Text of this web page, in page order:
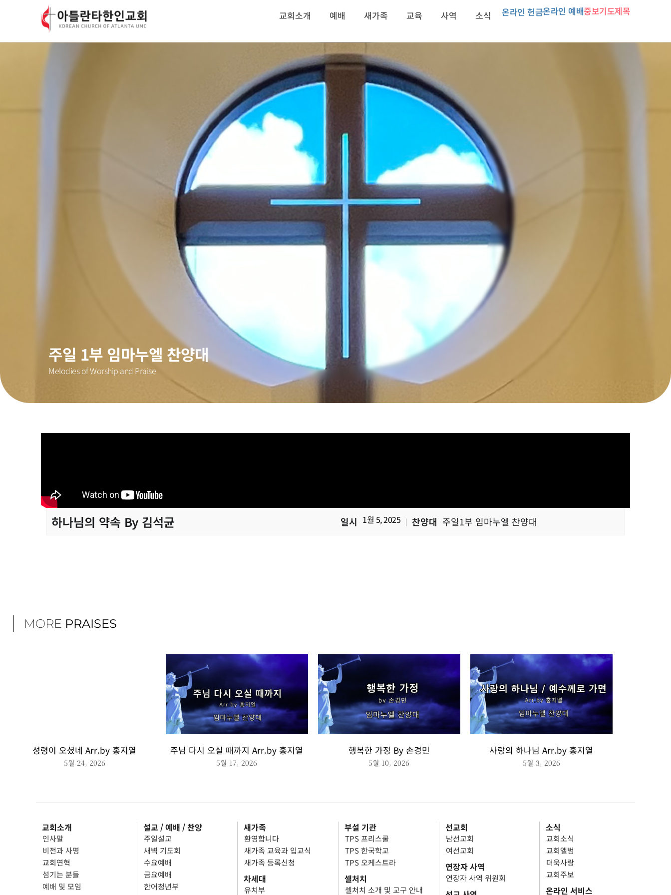
교회소개 예배 새가족 교육 사역 소식 온라인 헌금온라인 예배중보기도제목
주일 1부 임마누엘 찬양대
Melodies of Worship and Praise
하나님의 약속 By 김석균 일시 1월 5, 2025 | 찬양대 주일1부 임마누엘 찬양대
MORE PRAISES
성령이 오셨네 Arr.by 홍지열
5월 24, 2026
주님 다시 오실 때까지 Arr.by 홍지열
5월 17, 2026
행복한 가정 By 손경민
5월 10, 2026
사랑의 하나님 Arr.by 홍지열
5월 3, 2026
교회소개
인사말
비전과 사명
교회연혁
섬기는 분들
예배 및 모임
설교 / 예배 / 찬양
주일설교
새벽 기도회
수요예배
금요예배
한어청년부
새가족
환영합니다
새가족 교육과 입교식
새가족 등록신청
차세대
유치부
부설 기관
TPS 프리스쿨
TPS 한국학교
TPS 오케스트라
셀처치
셀처치 소개 및 교구 안내
선교회
남선교회
여선교회
연장자 사역
연장자 사역 위원회
소식
교회소식
교회앨범
더욱사랑
교회주보
온라인 서비스